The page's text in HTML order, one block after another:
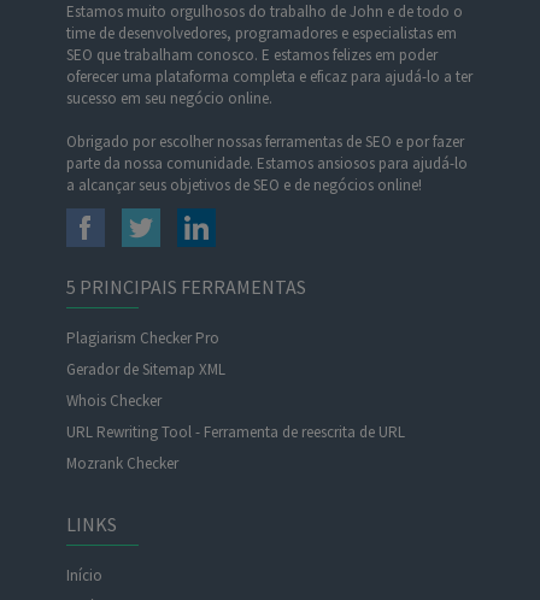
Estamos muito orgulhosos do trabalho de John e de todo o
time de desenvolvedores, programadores e especialistas em
SEO que trabalham conosco. E estamos felizes em poder
oferecer uma plataforma completa e eficaz para ajudá-lo a ter
sucesso em seu negócio online.
Obrigado por escolher nossas ferramentas de SEO e por fazer
parte da nossa comunidade. Estamos ansiosos para ajudá-lo
a alcançar seus objetivos de SEO e de negócios online!
5 PRINCIPAIS FERRAMENTAS
Plagiarism Checker Pro
Gerador de Sitemap XML
Whois Checker
URL Rewriting Tool - Ferramenta de reescrita de URL
Mozrank Checker
LINKS
Início